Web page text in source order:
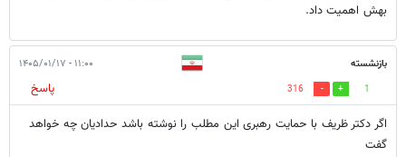
بهش اهمیت داد.
بازنشسته ۱۱:۰۰ - ۱۴۰۵/۰۱/۱۷
1
316
پاسخ
اگر دکتر ظریف با حمایت رهبری این مطلب را نوشته باشد حدادیان چه خواهد
گفت